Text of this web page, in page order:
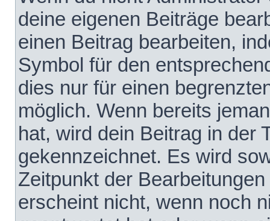
deine eigenen Beiträge
einen Beitrag bearbeiten,
Symbol für den
dies nur für einen
möglich. Wenn bereits
hat, wird dein Beitrag in der
gekennzeichnet. Es wird
Zeitpunkt der
erscheint nicht, wenn noch